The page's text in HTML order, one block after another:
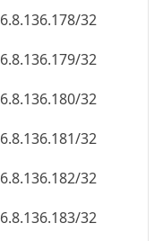
6.8.136.178/32
6.8.136.179/32
6.8.136.180/32
6.8.136.181/32
6.8.136.182/32
6.8.136.183/32